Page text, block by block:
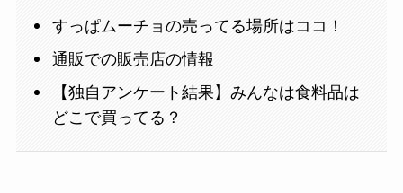
すっぱムーチョの売ってる場所はココ！
通販での販売店の情報
【独自アンケート結果】みんなは食料品は
どこで買ってる？